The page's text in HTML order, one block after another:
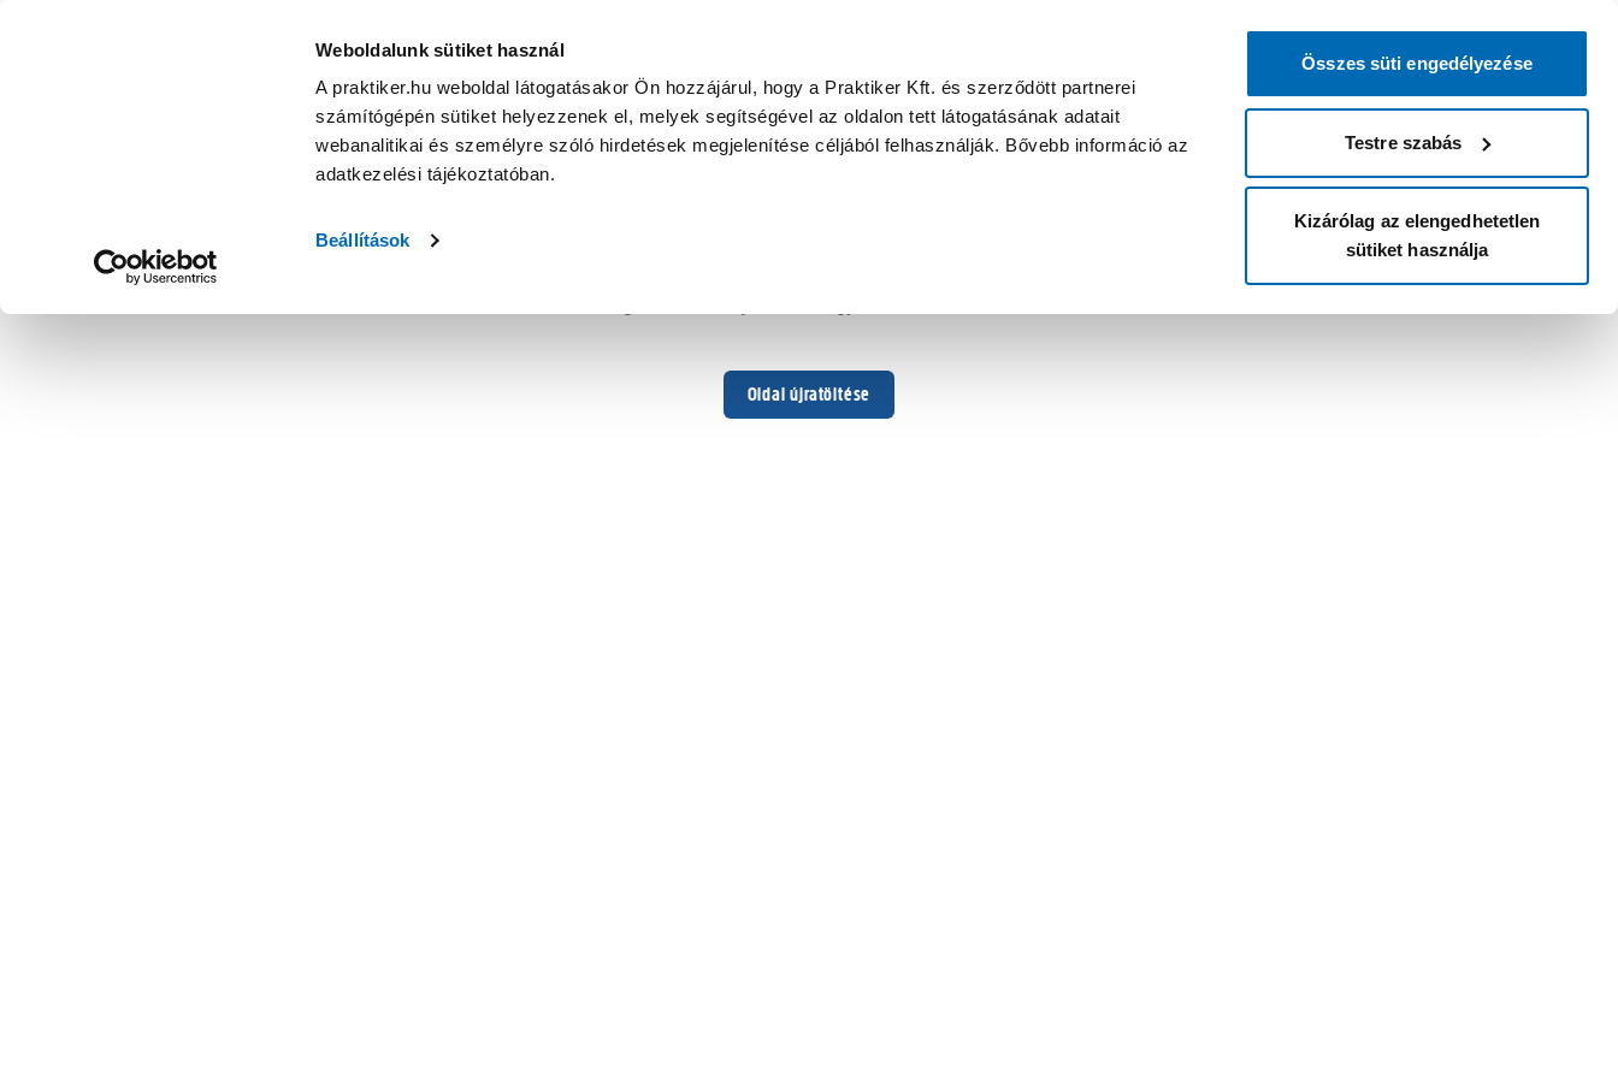
Weboldalunk sütiket használ
A praktiker.hu weboldal látogatásakor Ön hozzájárul, hogy a Praktiker Kft. és szerződött partnerei
számítógépén sütiket helyezzenek el, melyek segítségével az oldalon tett látogatásának adatait
webanalitikai és személyre szóló hirdetések megjelenítése céljából felhasználják. Bővebb információ az
adatkezelési tájékoztatóban.
Beállítások
Összes süti engedélyezése
Testre szabás
Kizárólag az elengedhetetlen
sütiket használja
Oldal újratöltése